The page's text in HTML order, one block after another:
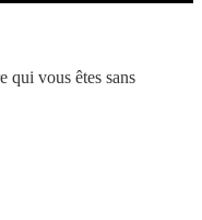
qui vous êtes sans